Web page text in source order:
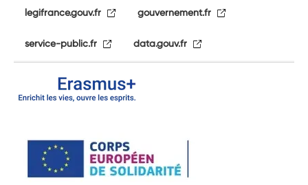
legifrance.gouv.fr gouvernement.fr
service-public.fr data.gouv.fr